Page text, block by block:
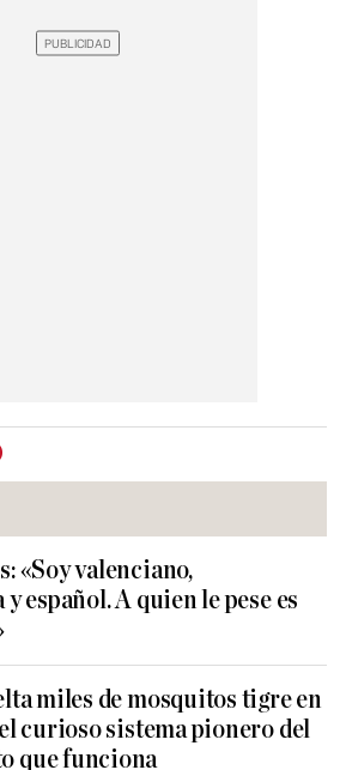
«Soy valenciano,
español. A quien le pese es
miles de mosquitos tigre en
curioso sistema pionero del
que funciona